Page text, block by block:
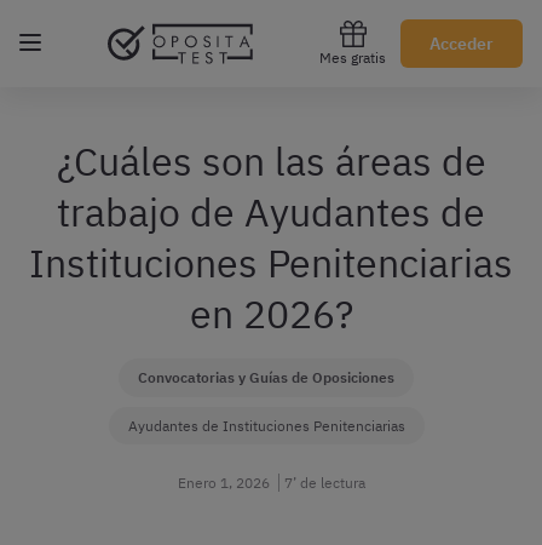
Mes gratis
Acceder
Regístrate gratis
¿Cuáles son las áreas de
trabajo de Ayudantes de
Instituciones Penitenciarias
en 2026?
Convocatorias y Guías de Oposiciones
Ayudantes de Instituciones Penitenciarias
Enero 1, 2026 7’ de lectura